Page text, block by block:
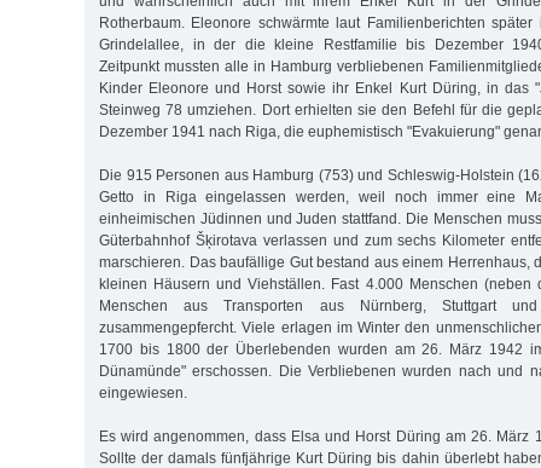
Rotherbaum. Eleonore schwärmte laut Familienberichten
Grindelallee, in der die kleine Restfamilie bis Dezember
Zeitpunkt mussten alle in Hamburg verbliebenen
Kinder Eleonore und Horst sowie ihr Enkel Kurt Düring, in das
Steinweg 78 umziehen. Dort erhielten sie den Befehl für die
Dezember 1941 nach Riga, die euphemistisch "Evakuierung"
Die 915 Personen aus Hamburg (753) und Schleswig-Holstein
Getto in Riga eingelassen werden, weil noch immer eine
einheimischen Jüdinnen und Juden stattfand. Die Menschen
Güterbahnhof Šķirotava verlassen und zum sechs Kilometer
marschieren. Das baufällige Gut bestand aus einem Herrenhaus,
kleinen Häusern und Viehställen. Fast 4.000 Menschen (neben
Menschen aus Transporten aus Nürnberg, Stuttgart
zusammengepfercht. Viele erlagen im Winter den
1700 bis 1800 der Überlebenden wurden am 26. März 1942
Dünamünde" erschossen. Die Verbliebenen wurden nach und
eingewiesen.
Es wird angenommen, dass Elsa und Horst Düring am 26. März
Sollte der damals fünfjährige Kurt Düring bis dahin überlebt